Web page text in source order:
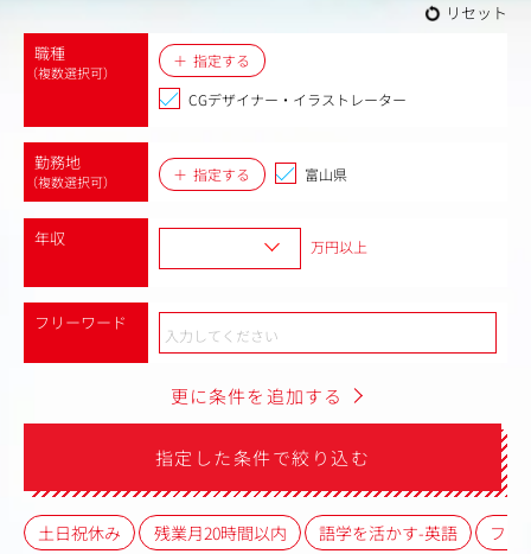
リセット
職種
（複数選択可）
指定する
CGデザイナー・イラストレーター
勤務地
（複数選択可） 指定する 富山県
年収 万円以上
フリーワード
更に条件を追加する
指定した条件で絞り込む
土日祝休み 残業月20時間以内 語学を活かす-英語 フレ